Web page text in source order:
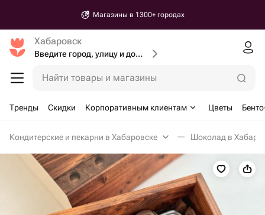
Магазины в 1300+ городах
Хабаровск
Введите город, улицу и дом доставки
Найти товары и магазины
Тренды Скидки Корпоративным клиентам Цветы
Кондитерские и пекарни в Хабаровске Шоколад в